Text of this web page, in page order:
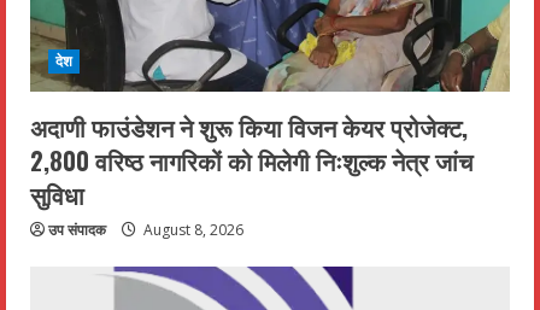
देश
अदाणी फाउंडेशन ने शुरू किया विजन केयर प्रोजेक्ट,
2,800 वरिष्ठ नागरिकों को मिलेगी निःशुल्क नेत्र जांच
सुविधा
उप संपादक August 8, 2026